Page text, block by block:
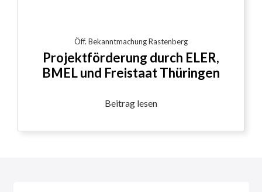
Öff. Bekanntmachung Rastenberg
Projektförderung durch ELER,
BMEL und Freistaat Thüringen
Beitrag lesen